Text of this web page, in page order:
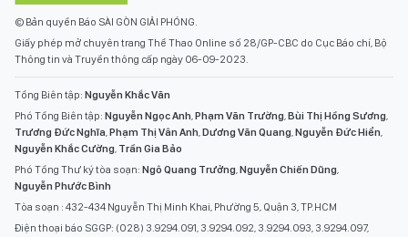
© Bản quyền Báo SÀI GÒN GIẢI PHÓNG.
Giấy phép mở chuyên trang Thể Thao Online số 28/GP-CBC do Cục Báo chí, Bộ
Thông tin và Truyền thông cấp ngày 06-09-2023.
Tổng Biên tập: Nguyễn Khắc Văn
Phó Tổng Biên tập: Nguyễn Ngọc Anh,Phạm Văn Trường,Bùi Thị Hồng Sương,
Trương Đức Nghĩa,Phạm Thị Vân Anh,Dương Văn Quang,Nguyễn Đức Hiển,
Nguyễn Khắc Cường, Trần Gia Bảo
Phó Tổng Thư ký tòa soạn: Ngô Quang Trưởng,Nguyễn Chiến Dũng,
Nguyễn Phước Bình
Tòa soạn : 432-434 Nguyễn Thị Minh Khai, Phường 5, Quận 3, TP.HCM
Điện thoại báo SGGP: (028) 3.9294.091, 3.9294.092, 3.9294.093, 3.9294.097,